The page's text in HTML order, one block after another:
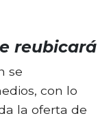
reubicará
se
con lo
la oferta de